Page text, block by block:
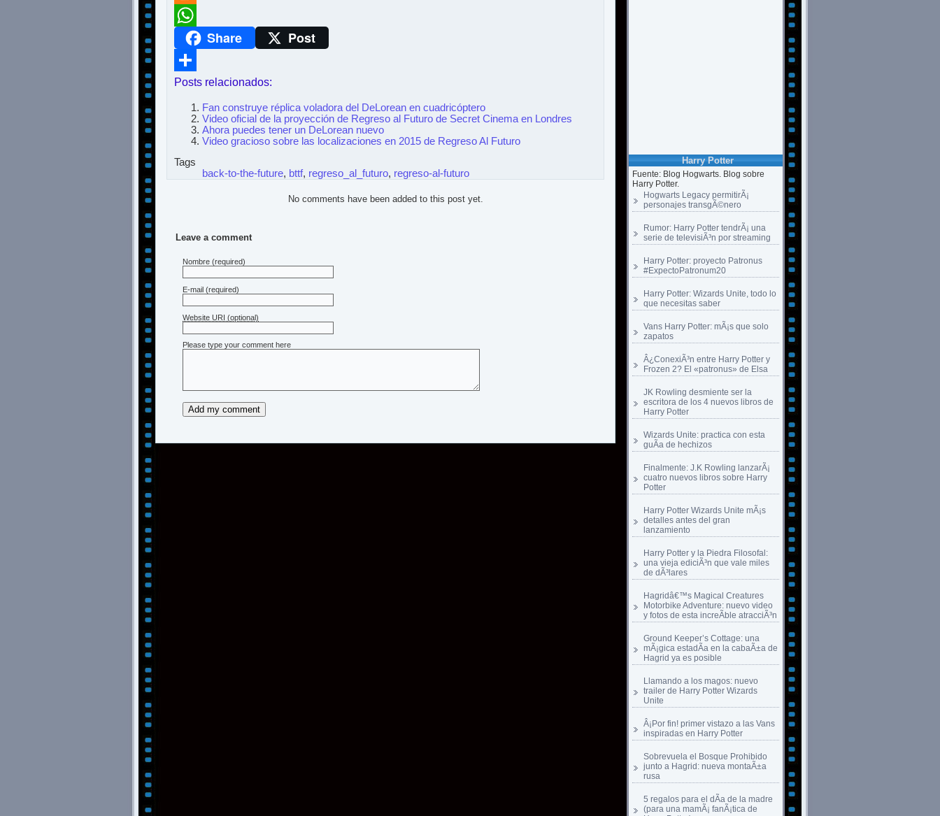
Harry Potter
Fuente: Blog Hogwarts. Blog sobre
Harry Potter.
Hogwarts Legacy permitirÃ¡
personajes transgÃ©nero
Rumor: Harry Potter tendrÃ¡ una
serie de televisiÃ³n por streaming
Harry Potter: proyecto Patronus
#ExpectoPatronum20
Harry Potter: Wizards Unite, todo lo
que necesitas saber
Vans Harry Potter: mÃ¡s que solo
zapatos
Â¿ConexiÃ³n entre Harry Potter y
Frozen 2? El «patronus» de Elsa
JK Rowling desmiente ser la
escritora de los 4 nuevos libros de
Harry Potter
Wizards Unite: practica con esta
guÃ­a de hechizos
Finalmente: J.K Rowling lanzarÃ¡
cuatro nuevos libros sobre Harry
Potter
Harry Potter Wizards Unite mÃ¡s
detalles antes del gran
lanzamiento
Harry Potter y la Piedra Filosofal:
una vieja ediciÃ³n que vale miles
de dÃ³lares
Hagridâ€™s Magical Creatures
Motorbike Adventure: nuevo video
y fotos de esta increÃ­ble atracciÃ³n
Ground Keeper’s Cottage: una
mÃ¡gica estadÃ­a en la cabaÃ±a de
Hagrid ya es posible
Llamando a los magos: nuevo
trailer de Harry Potter Wizards
Unite
Â¡Por fin! primer vistazo a las Vans
inspiradas en Harry Potter
Sobrevuela el Bosque Prohibido
junto a Hagrid: nueva montaÃ±a
rusa
5 regalos para el dÃ­a de la madre
(para una mamÃ¡ fanÃ¡tica de
Meneame
WhatsAppShare Post
Compartir
Posts relacionados:
Fan construye réplica voladora del DeLorean en cuadricóptero
Video oficial de la proyección de Regreso al Futuro de Secret Cinema en Londres
Ahora puedes tener un DeLorean nuevo
Video gracioso sobre las localizaciones en 2015 de Regreso Al Futuro
Tags
back-to-the-future, bttf, regreso_al_futuro, regreso-al-futuro
No comments have been added to this post yet.
Leave a comment
Nombre (required)
E-mail (required)
Website URI (optional)
Please type your comment here